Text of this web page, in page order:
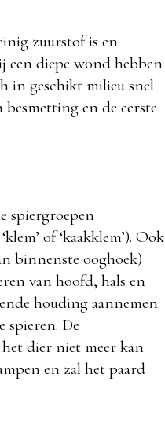
zuurstof is en
een diepe wond hebben
in geschikt milieu snel
en de eerste
spiergroepen
of ‘kaakklem’). Ook
binnenste ooghoek)
van hoofd, hals en
houding aannemen:
De
dier niet meer kan
en zal het paard